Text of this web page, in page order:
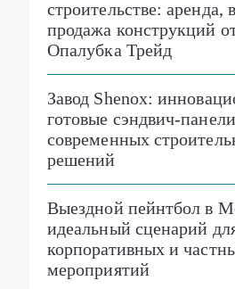
строительстве: аренда,
продажа конструкций
Опалубка Трейд
Завод Shenox:
готовые сэндвич-
современных
решений
Выездной пейнтбол в
идеальный сценарий
корпоративных и
мероприятий